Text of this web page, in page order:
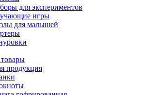
для экспериментов
игры
для малышей
продукция